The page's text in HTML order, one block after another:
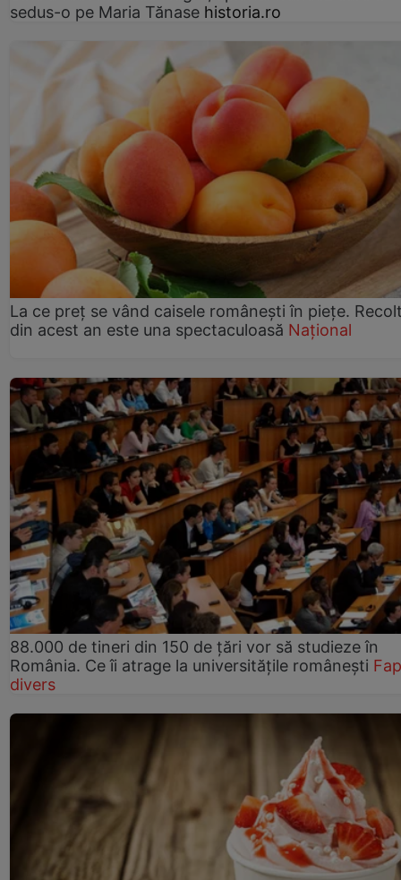
sedus-o pe Maria Tănase historia.ro
La ce preț se vând caisele românești în piețe.
din acest an este una spectaculoasă Național
88.000 de tineri din 150 de țări vor să studieze în
România. Ce îi atrage la universitățile românești
divers